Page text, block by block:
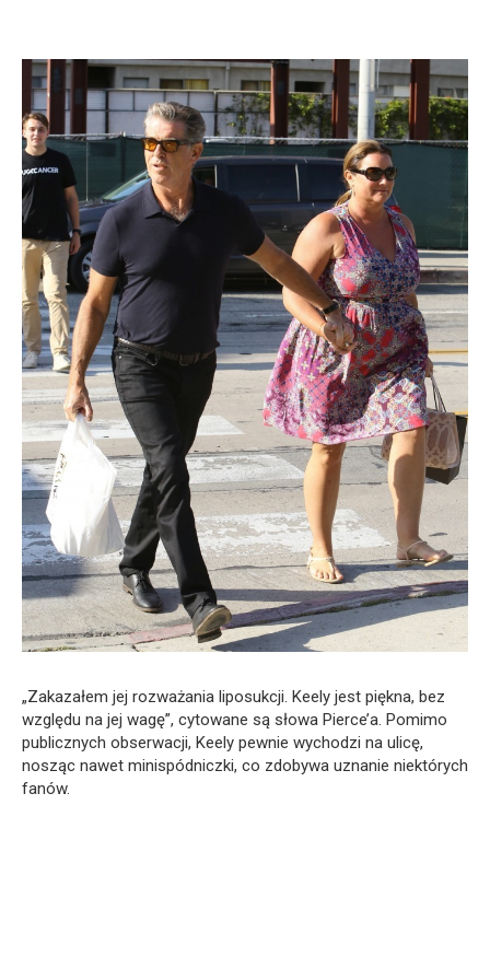
„Zakazałem jej rozważania liposukcji. Keely jest piękna, bez
względu na jej wagę”, cytowane są słowa Pierce’a. Pomimo
publicznych obserwacji, Keely pewnie wychodzi na ulicę,
nosząc nawet minispódniczki, co zdobywa uznanie niektórych
fanów.